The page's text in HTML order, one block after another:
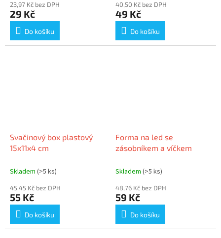
23,97 Kč bez DPH
29 Kč
Do košíku
40,50 Kč bez DPH
49 Kč
Do košíku
Svačinový box plastový
15x11x4 cm
Skladem (>5 ks)
45,45 Kč bez DPH
55 Kč
Do košíku
Forma na led se
zásobníkem a víčkem
Skladem (>5 ks)
48,76 Kč bez DPH
59 Kč
Do košíku